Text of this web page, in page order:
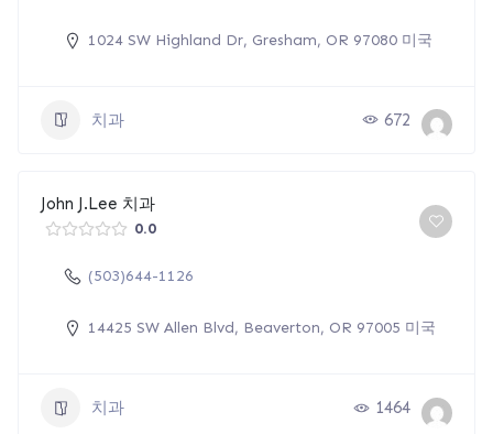
1024 SW Highland Dr, Gresham, OR 97080 미국
치과 672
John J.Lee 치과
0.0
(503)644-1126
14425 SW Allen Blvd, Beaverton, OR 97005 미국
치과 1464